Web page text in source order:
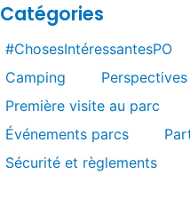
Catégories
#ChosesIntéressantesPO
Camping
Première visite au parc
Événements parcs
Sécurité et règlements